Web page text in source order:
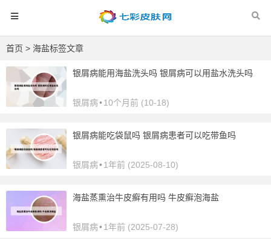
首页 > 海盐标签文章
银屑病能用海盐洗头吗 银屑病可以用盐水洗头吗
银屑病•10个月前 (10-18)
银屑病能吃袋鼠吗 银屑病患者可以吃带鱼吗
银屑病•1年前 (2025-08-10)
海盐蒸熏治牛皮癣有用吗 牛皮癣泡海盐
银屑病•1年前 (2025-07-28)